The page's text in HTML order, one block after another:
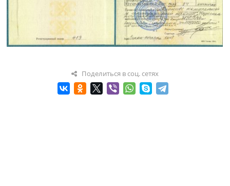
Поделиться в соц. сетях